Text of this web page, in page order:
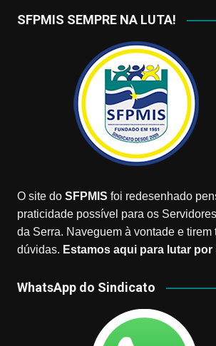
SFPMIS SEMPRE NA LUTA!
O site do SFPMIS foi redesenhado
praticidade possível para os
da Serra. Naveguem à vontade e tirem
dúvidas. Estamos aqui para lutar
WhatsApp do Sindicato